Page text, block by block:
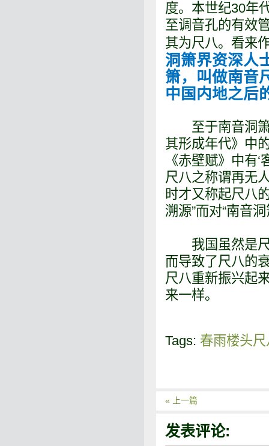
度。本世纪30年
至调音孔的有效
其为尺八。看来
洞箫界资深人
箫，叫做南音
中国内地之后
至于南音洞箫
其形成年代》中
《赤壁赋》中有
尺八之称谓再无
时才又称起尺八
溯源”而对“南音
我国虽然是尺
而导致了尺八的
尺八重新振兴起
来一样。
Tags: 春雨楼头
« 上一篇
发表评论: